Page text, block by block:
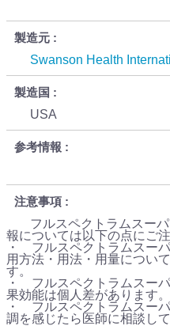
製造元
Swanson Health
製造国
USA
参考情報
注意事項
フルスペクトラムスー
報については以下の点にご注
・ フルスペクトラムスー
用方法・用法・用量につい
す。
・ フルスペクトラムスー
果効能は個人差があります。
・ フルスペクトラムスー
調を感じたら医師に相談し